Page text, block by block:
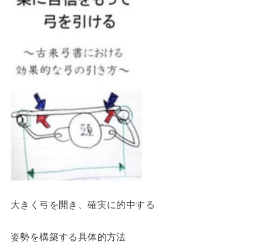
大きく弓を開き、確実に的中する
姿勢を構築する具体的方法